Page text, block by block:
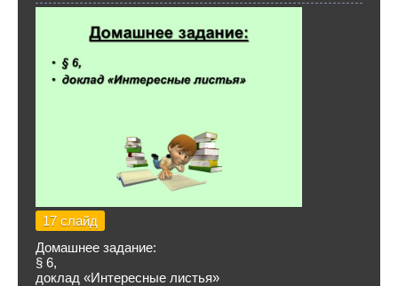
17 слайд
Домашнее задание:
§ 6,
доклад «Интересные листья»